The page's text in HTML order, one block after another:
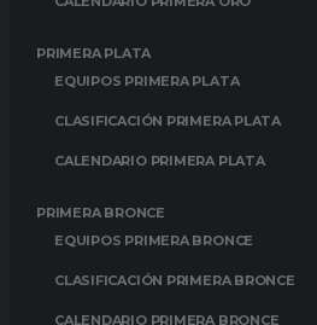
PRIMERA PLATA
EQUIPOS PRIMERA PLATA
CLASIFICACIÓN PRIMERA PLATA
CALENDARIO PRIMERA PLATA
PRIMERA BRONCE
EQUIPOS PRIMERA BRONCE
CLASIFICACIÓN PRIMERA BRONCE
CALENDARIO PRIMERA BRONCE